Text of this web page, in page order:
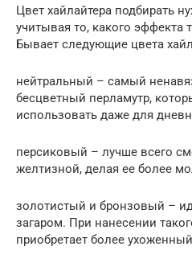
Цвет хайлайтера подбирать
учитывая то, какого эффекта
Бывает следующие цвета
нейтральный – самый
бесцветный перламутр,
использовать даже для
персиковый – лучше всего
желтизной, делая ее более
золотистый и бронзовый –
загаром. При нанесении
приобретает более